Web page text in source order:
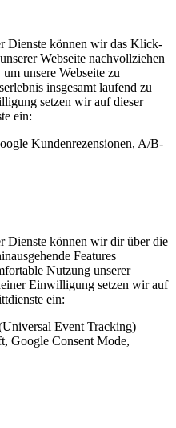
Dienste können wir das Klick-
Webseite nachvollziehen
unsere Webseite zu
insgesamt laufend zu
setzen wir auf dieser
ein:
Kundenrezensionen, A/B-
Dienste können wir dir über die
Features
Nutzung unserer
Einwilligung setzen wir auf
ein:
Event Tracking)
Google Consent Mode,